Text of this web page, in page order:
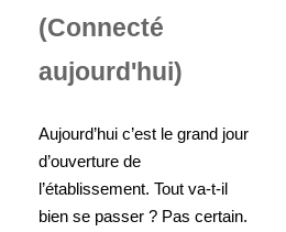
(Connecté
aujourd'hui)
Aujourd’hui c’est le grand jour
d’ouverture de
l’établissement. Tout va-t-il
bien se passer ? Pas certain.